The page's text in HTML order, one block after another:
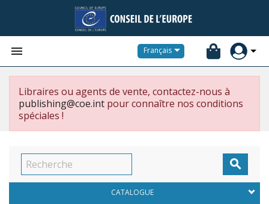
 Français
Libraires ou agents de vente, contactez-nous à
publishing@coe.int pour connaître nos conditions
spéciales !

CATALOGUE